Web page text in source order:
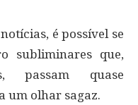
é possível se
subliminares que,
passam quase
um olhar sagaz.